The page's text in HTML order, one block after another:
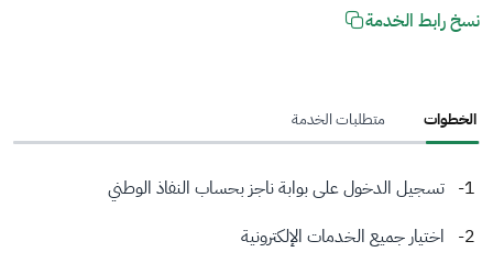
نسخ رابط الخدمة
تسجيل الدخول على بوابة ناجز بحساب النفاذ الوطني
اختيار جميع الخدمات الإلكترونية